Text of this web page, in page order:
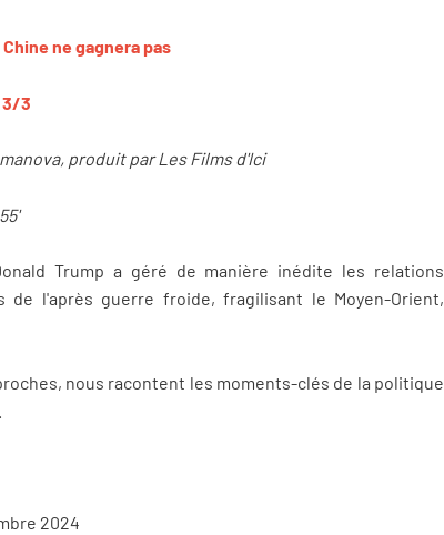
ne gagnera pas
3/3
produit par Les Films d'Ici
Trump a géré de manière inédite les relations
l'après guerre froide, fragilisant le Moyen-Orient,
nous racontent les moments-clés de la politique
2024